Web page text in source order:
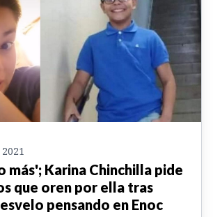
más'; Karina Chinchilla pide
que oren por ella tras
pensando en Enoc